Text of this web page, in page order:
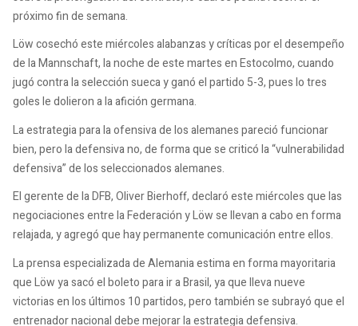
próximo fin de semana.
Löw cosechó este miércoles alabanzas y críticas por el desempeño
de la Mannschaft, la noche de este martes en Estocolmo, cuando
jugó contra la selección sueca y ganó el partido 5-3, pues lo tres
goles le dolieron a la afición germana.
La estrategia para la ofensiva de los alemanes pareció funcionar
bien, pero la defensiva no, de forma que se criticó la “vulnerabilidad
defensiva” de los seleccionados alemanes.
El gerente de la DFB, Oliver Bierhoff, declaró este miércoles que las
negociaciones entre la Federación y Löw se llevan a cabo en forma
relajada, y agregó que hay permanente comunicación entre ellos.
La prensa especializada de Alemania estima en forma mayoritaria
que Löw ya sacó el boleto para ir a Brasil, ya que lleva nueve
victorias en los últimos 10 partidos, pero también se subrayó que el
entrenador nacional debe mejorar la estrategia defensiva.